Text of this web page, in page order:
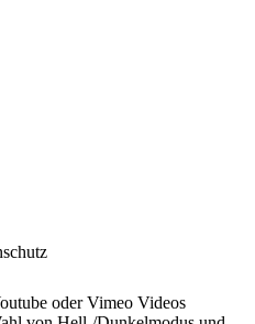
oder Vimeo Videos